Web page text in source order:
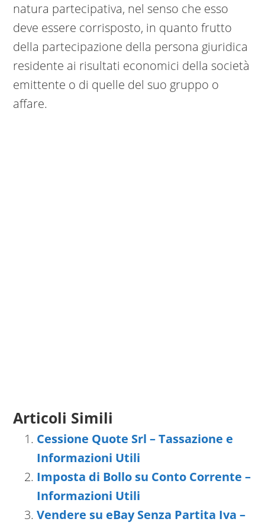
natura partecipativa, nel senso che esso
deve essere corrisposto, in quanto frutto
della partecipazione della persona giuridica
residente ai risultati economici della società
emittente o di quelle del suo gruppo o
affare.
Articoli Simili
Cessione Quote Srl – Tassazione e
Informazioni Utili
Imposta di Bollo su Conto Corrente –
Informazioni Utili
Vendere su eBay Senza Partita Iva –